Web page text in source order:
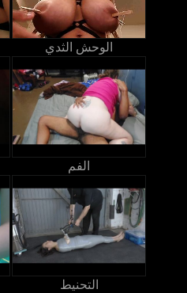
الوحش الثدي
الفم
التحنيط